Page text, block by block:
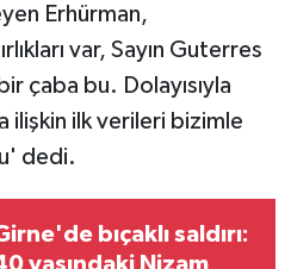
Erhürman,
var, Sayın Guterres
çaba bu. Dolayısıyla
ilişkin ilk verileri bizimle
dedi.
bıçaklı saldırı: